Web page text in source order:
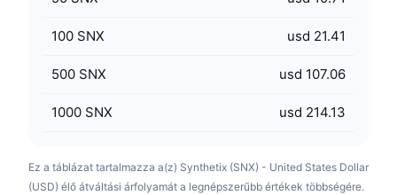
100 SNX usd 21.41
500 SNX usd 107.06
1000 SNX usd 214.13
Ez a táblázat tartalmazza a(z) Synthetix (SNX) - United States Dollar
(USD) élő átváltási árfolyamát a legnépszerűbb értékek többségére.